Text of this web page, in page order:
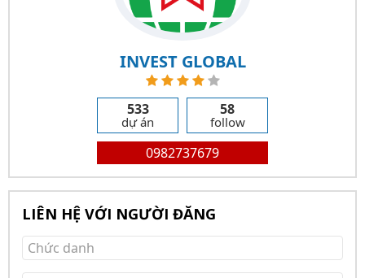
INVEST GLOBAL
533
dự án
58
follow
0982737679
LIÊN HỆ VỚI NGƯỜI ĐĂNG